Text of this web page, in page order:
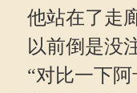
他站在了走
以前倒是没
“对比一下阿